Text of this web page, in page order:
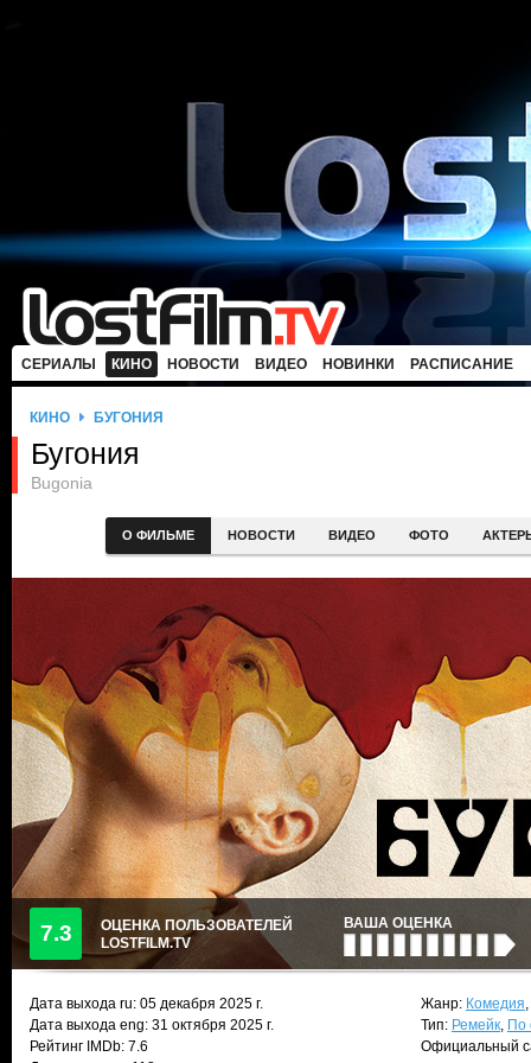
СЕРИАЛЫ КИНО НОВОСТИ ВИДЕО НОВИНКИ РАСПИСАНИЕ
КИНО БУГОНИЯ
Бугония
Bugonia
О ФИЛЬМЕ НОВОСТИ ВИДЕО ФОТО
7.3
ОЦЕНКА ПОЛЬЗОВАТЕЛЕЙ
LOSTFILM.TV
ВАША ОЦЕНКА
Дата выхода ru: 05 декабря 2025 г.
Дата выхода eng: 31 октября 2025 г.
Рейтинг IMDb: 7.6
Жанр: Комедия,
Тип: Ремейк, По
Официальный